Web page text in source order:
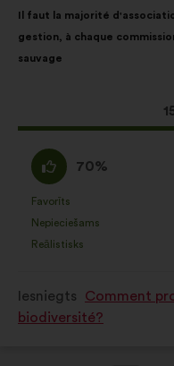
saturs:
Il faut la majorité
gestion, à chaque
sauvage
ir
šāds:
Piekrītu
:
70%
kā:
Favorīts
:reize(-
s)
Nepieciešams
:reize(-
s)
Reālistisks
:reize(-
Iesniegts
Comment
biodiversité?